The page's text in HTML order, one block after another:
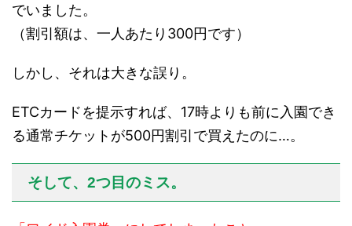
でいました。
（割引額は、一人あたり300円です）
しかし、それは大きな誤り。
ETCカードを提示すれば、17時よりも前に入園でき
る通常チケットが500円割引で買えたのに…。
そして、2つ目のミス。